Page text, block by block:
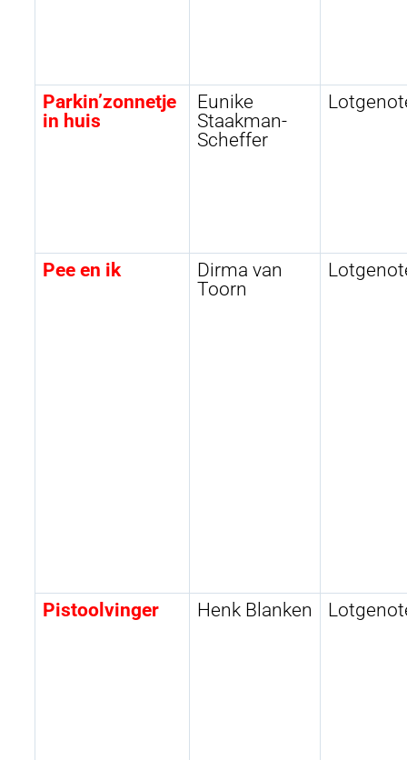
Parkin’zonnetje
in huis
Eunike
Staakman-
Scheffer
Pee en ik
Dirma van
Toorn
Pistoolvinger Henk Blanken